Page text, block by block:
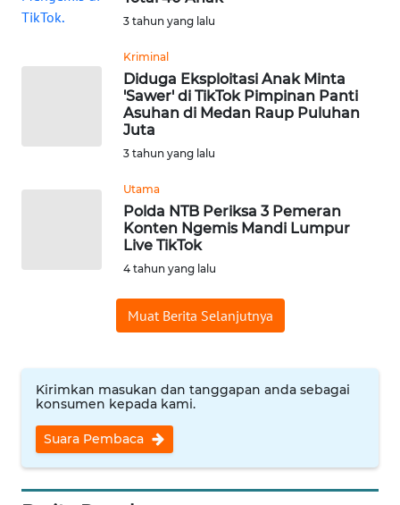
3 tahun yang lalu
Kriminal
Diduga Eksploitasi Anak Minta
'Sawer' di TikTok Pimpinan Panti
Asuhan di Medan Raup Puluhan
Juta
3 tahun yang lalu
Utama
Polda NTB Periksa 3 Pemeran
Konten Ngemis Mandi Lumpur
Live TikTok
4 tahun yang lalu
Muat Berita Selanjutnya
Kirimkan masukan dan tanggapan anda sebagai
konsumen kepada kami.
Suara Pembaca
WN
SUMUT
WN
JAKARTA